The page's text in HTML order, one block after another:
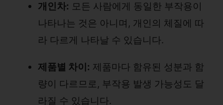
개인차: 모든 사람에게 동일한 부작용이
나타나는 것은 아니며, 개인의 체질에 따
라 다르게 나타날 수 있습니다.
제품별 차이: 제품마다 함유된 성분과 함
량이 다르므로, 부작용 발생 가능성도 달
라질 수 있습니다.